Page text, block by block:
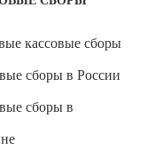
кассовые сборы
сборы в России
сборы в